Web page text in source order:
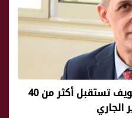
مستشفيات جامعة بني سويف تستقبل أكثر من 40
الجاري